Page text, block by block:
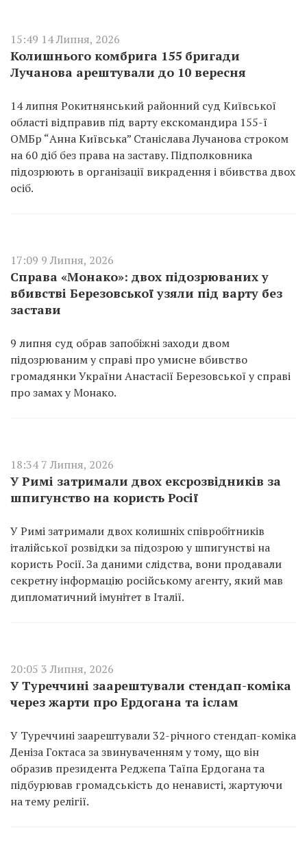
15:49 14 Липня, 2026
Колишнього комбрига 155 бригади
Лучанова арештували до 10 вересня
14 липня Рокитнянський районний суд Київської
області відправив під варту екскомандира 155-ї
ОМБр “Анна Київська” Станіслава Лучанова строком
на 60 діб без права на заставу. Підполковника
підозрюють в організації викрадення і вбивства двох
осіб.
17:09 9 Липня, 2026
Справа «Монако»: двох підозрюваних у
вбивстві Березовської узяли під варту без
застави
9 липня суд обрав запобіжні заходи двом
підозрюваним у справі про умисне вбивство
громадянки України Анастасії Березовської у справі
про замах у Монако.
18:34 7 Липня, 2026
У Римі затримали двох ексрозвідників за
шпигунство на користь Росії
У Римі затримали двох колишніх співробітників
італійської розвідки за підозрою у шпигунстві на
користь Росії. За даними слідства, вони продавали
секретну інформацію російському агенту, який мав
дипломатичний імунітет в Італії.
20:05 3 Липня, 2026
У Туреччині заарештували стендап-коміка
через жарти про Ердогана та іслам
У Туреччині заарештували 32-річного стендап-коміка
Деніза Гоктаса за звинуваченням у тому, що він
образив президента Реджепа Таїпа Ердогана та
підбурював громадськість до ненависті, жартуючи
на тему релігії.